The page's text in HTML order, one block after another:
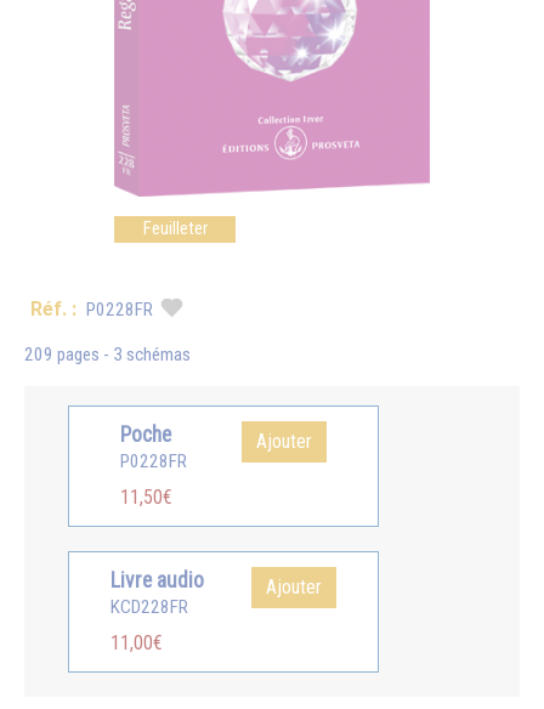
Feuilleter
Réf. : P0228FR
209 pages - 3 schémas
Poche
P0228FR
11,50€
Ajouter
Livre audio
KCD228FR
11,00€
Ajouter